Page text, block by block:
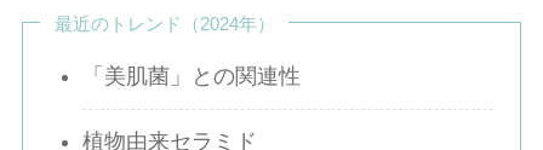
最近のトレンド（2024年）
「美肌菌」との関連性
植物由来セラミド